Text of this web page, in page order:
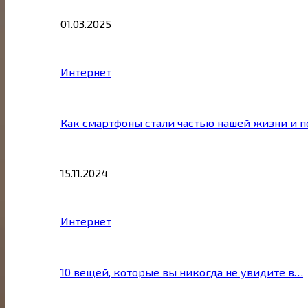
01.03.2025
Интернет
Как смартфоны стали частью нашей жизни и
15.11.2024
Интернет
10 вещей, которые вы никогда не увидите в…